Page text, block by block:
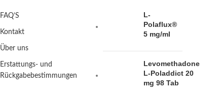
FAQ’S
Kontakt
Über uns
Erstattungs- und
Rückgabebestimmungen
L-
Polaflux®
5 mg/ml
Levomethadone
L-Poladdict 20
mg 98 Tab